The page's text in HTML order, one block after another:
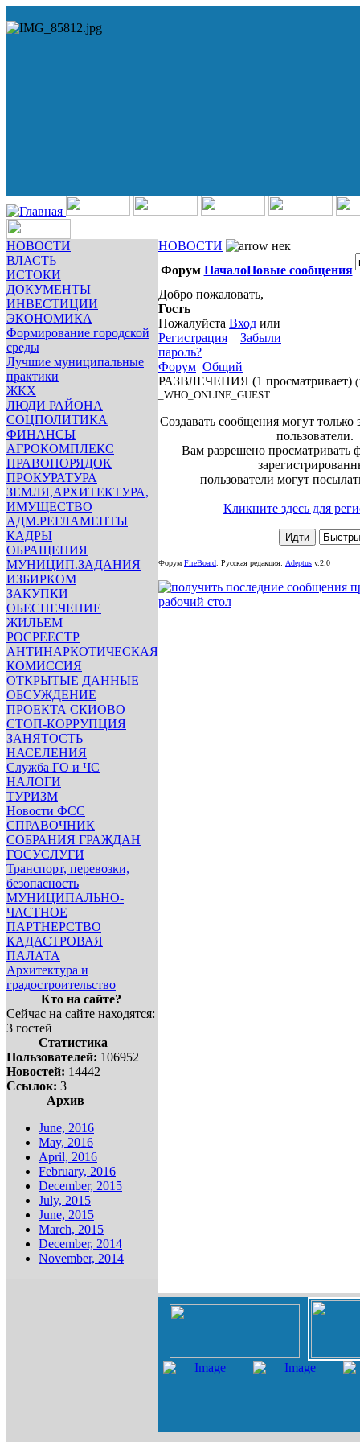
НОВОСТИ
ВЛАСТЬ
ИСТОКИ
ДОКУМЕНТЫ
ИНВЕСТИЦИИ
ЭКОНОМИКА
Формирование городской
среды
Лучшие муниципальные
практики
ЖКХ
ЛЮДИ РАЙОНА
СОЦПОЛИТИКА
ФИНАНСЫ
АГРОКОМПЛЕКС
ПРАВОПОРЯДОК
ПРОКУРАТУРА
ЗЕМЛЯ,АРХИТЕКТУРА,
ИМУЩЕСТВО
АДМ.РЕГЛАМЕНТЫ
КАДРЫ
ОБРАЩЕНИЯ
МУНИЦИП.ЗАДАНИЯ
ИЗБИРКОМ
ЗАКУПКИ
ОБЕСПЕЧЕНИЕ
ЖИЛЬЕМ
РОСРЕЕСТР
АНТИНАРКОТИЧЕСКАЯ
КОМИССИЯ
ОТКРЫТЫЕ ДАННЫЕ
ОБСУЖДЕНИЕ
ПРОЕКТА СКИОВО
СТОП-КОРРУПЦИЯ
ЗАНЯТОСТЬ
НАСЕЛЕНИЯ
Служба ГО и ЧС
НАЛОГИ
ТУРИЗМ
Новости ФСС
СПРАВОЧНИК
СОБРАНИЯ ГРАЖДАН
ГОСУСЛУГИ
Транспорт, перевозки,
безопасность
МУНИЦИПАЛЬНО-
ЧАСТНОЕ
ПАРТНЕРСТВО
КАДАСТРОВАЯ
ПАЛАТА
Архитектура и
градостроительство
Кто на сайте?
Сейчас на сайте находятся:
3 гостей
Статистика
Пользователей: 106952
Новостей: 14442
Ссылок: 3
Архив
June, 2016
May, 2016
April, 2016
February, 2016
December, 2015
July, 2015
June, 2015
March, 2015
December, 2014
November, 2014
НОВОСТИ
нек
Форум НачалоНовые сообщения
Добро пожаловать,
Гость
Пожалуйста Вход или
Регистрация
Забыли
пароль?
Форум Общий
РАЗВЛЕЧЕНИЯ (1 просматривает)
_WHO_ONLINE_GUEST
Создавать сообщения могут только
пользователи.
Вам разрешено просматривать
пользователи могут
Кликните здесь для
Форум FireBoard Русская редакция: Adeptus v.2.0